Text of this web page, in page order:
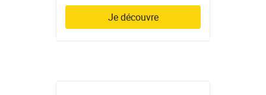
Je découvre